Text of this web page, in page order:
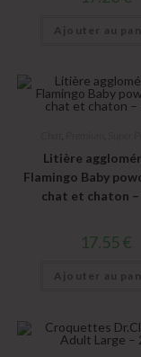
Ajouter au
Litière
Flamingo Baby
chat et chaton –
17.55 €
Ajouter au